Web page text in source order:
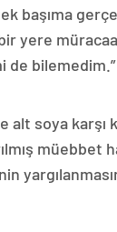
başıma
yere
de
alt soya
müebbet